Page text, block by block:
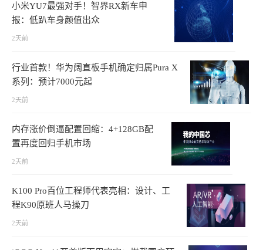
小米YU7最强对手！智界RX新车申
报：低趴车身颜值出众
2天前
行业首款！华为阔直板手机确定归属Pura X
系列：预计7000元起
2天前
内存涨价倒逼配置回缩：4+128GB配
置再度回归手机市场
2天前
K100 Pro百位工程师代表亮相：设计、工
程K90原班人马操刀
2天前